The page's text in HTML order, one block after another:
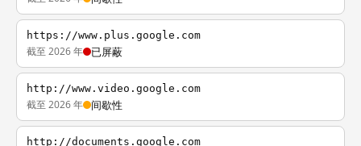
https://www.plus.google.com
截至 2026 年 已屏蔽
http://www.video.google.com
截至 2026 年 间歇性
http://documents.google.com